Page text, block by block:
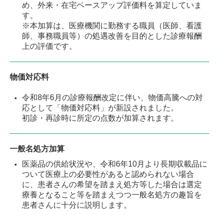
め、外来・在宅ベースアップ評価料を算定していま
す。
※本加算は、医療機関に勤務する職員（医師、看護
師、事務職員等）の処遇改善を目的とした診療報酬
上の評価です。
物価対応料
令和8年6月の診療報酬改定に伴い、物価高騰への対
応として「物価対応料」が新設されました。
初診・再診時に所定の点数が加算されます。
一般名処方加算
医薬品の供給状況や、令和6年10月より長期収載品に
ついて医療上の必要性があると認められない場合
に、患者さんの希望を踏まえ処方等した場合は選定
療養となること等を踏まえつつ一般名処方の趣旨を
患者さんに十分に説明します。